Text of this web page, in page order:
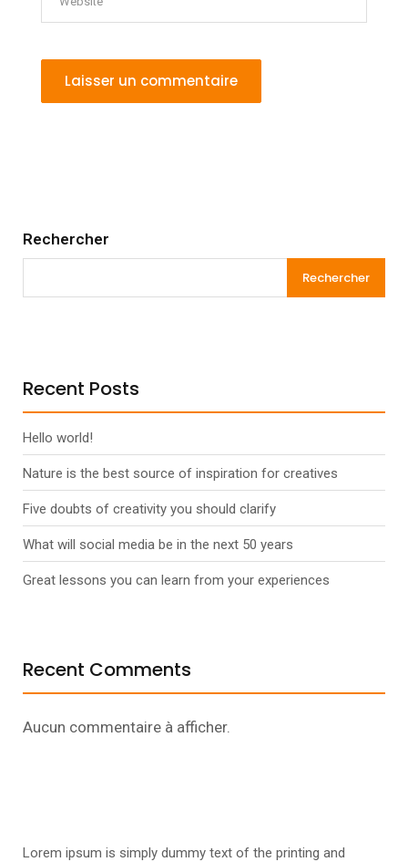
Rechercher
Rechercher
Recent Posts
Hello world!
Nature is the best source of inspiration for creatives
Five doubts of creativity you should clarify
What will social media be in the next 50 years
Great lessons you can learn from your experiences
Recent Comments
Aucun commentaire à afficher.
Lorem ipsum is simply dummy text of the printing and